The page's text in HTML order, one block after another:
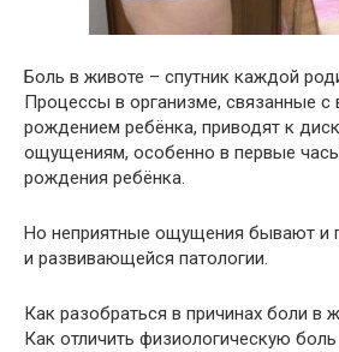
Боль в животе – спутник каждой
Процессы в организме, связанные с
рождением ребёнка, приводят к
ощущениям, особенно в первые
рождения ребёнка.
Но неприятные ощущения бывают и
и развивающейся патологии.
Как разобраться в причинах боли в
Как отличить физиологическую